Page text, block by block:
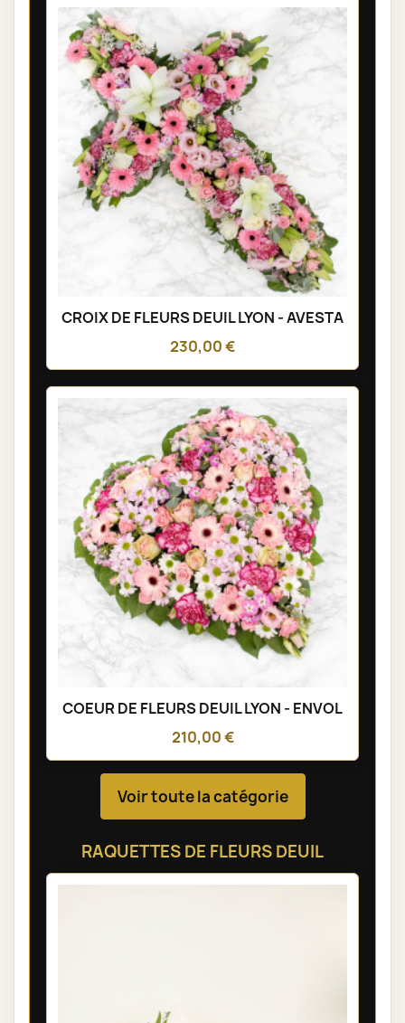
CROIX DE FLEURS DEUIL LYON - AVESTA
230,00 €
COEUR DE FLEURS DEUIL LYON - ENVOL
210,00 €
Voir toute la catégorie
RAQUETTES DE FLEURS DEUIL